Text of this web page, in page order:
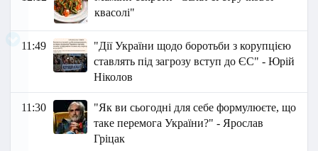
квасолі"
11:49
"Дії України щодо боротьби з корупцією
ставлять під загрозу вступ до ЄС" - Юрій
Ніколов
11:30
"Як ви сьогодні для себе формулюєте, що
таке перемога України?" - Ярослав
Гріцак